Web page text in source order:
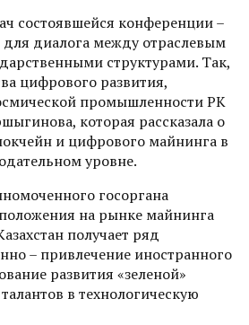
состоявшейся конференции –
диалога между отраслевым
структурами. Так,
цифрового развития,
промышленности РК
которая рассказала о
и цифрового майнинга в
уровне.
госоргана
на рынке майнинга
получает ряд
– привлечение иностранного
развития «зеленой»
в технологичес­кую